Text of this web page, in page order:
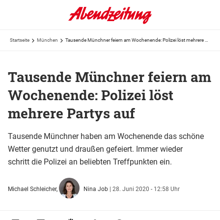
Startseite München
Tausende Münchner feiern am
Wochenende: Polizei löst
mehrere Partys auf
Tausende Münchner haben am Wochenende das schöne
Wetter genutzt und draußen gefeiert. Immer wieder
schritt die Polizei an beliebten Treffpunkten ein.
Michael Schleicher, Nina Job | 28. Juni 2020 - 12:58 Uhr